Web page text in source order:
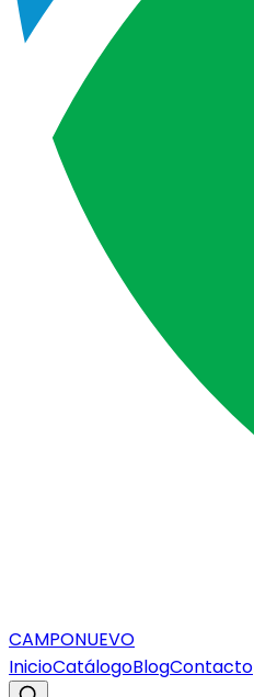
CAMPONUEVO
InicioCatálogoBlogContacto